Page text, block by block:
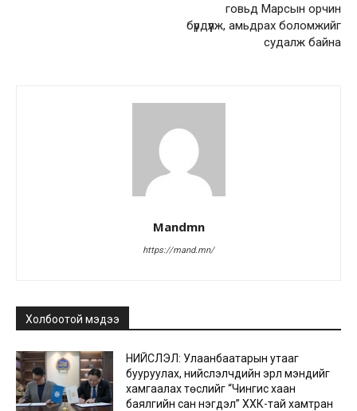
говьд Марсын орчин
бүрдүүлж, амьдрах боломжийг
судалж байна
Mandmn
https://mand.mn/
Холбоотой мэдээ
НИЙСЛЭЛ: Улаанбаатарын утааг
бууруулах, нийслэлчүүдийн эрүүл мэндийг
хамгаалах төслийг “Чингис хаан
баялгийн сан нэгдэл” ХХК-тай хамтран